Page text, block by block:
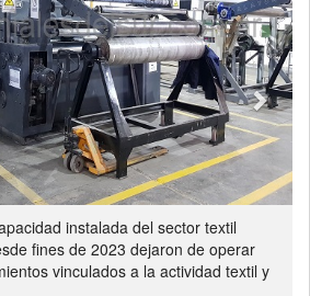
instalada del sector textil
fines de 2023 dejaron de operar
vinculados a la actividad textil y